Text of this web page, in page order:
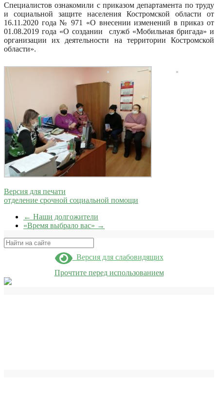
Специалистов ознакомили с приказом департамента по труду
и социальной защите населения Костромской области от
16.11.2020 года № 971 «О внесении изменений в приказ от
01.08.2019 года «О создании служб «Мобильная бригада» и
организации их деятельности на территории Костромской
области».
Версия для печати
отделение срочной социальной помощи
← Наши долгожители
«Время выбрало вас» →
Поиск
Версия для слабовидящих
Прочтите перед использованием